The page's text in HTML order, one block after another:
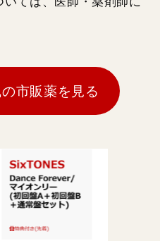
市販薬を見る